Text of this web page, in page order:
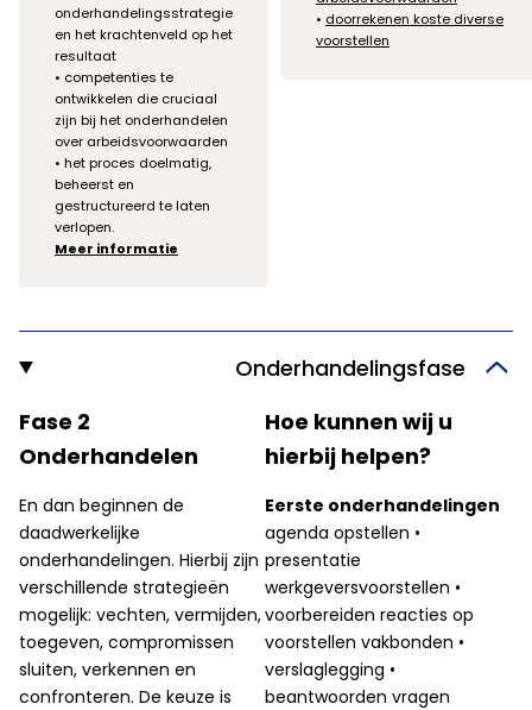
onderhandelingsstrategie
en het krachtenveld op het
resultaat
• competenties te
ontwikkelen die cruciaal
zijn bij het onderhandelen
over arbeidsvoorwaarden
• het proces doelmatig,
beheerst en
gestructureerd te laten
verlopen.
Meer informatie
• doorrekenen koste diverse
voorstellen
Onderhandelingsfase
Fase 2
Onderhandelen
En dan beginnen de
daadwerkelijke
onderhandelingen. Hierbij zijn
verschillende strategieën
mogelijk: vechten, vermijden,
toegeven, compromissen
sluiten, verkennen en
confronteren. De keuze is
Hoe kunnen wij u
hierbij helpen?
Eerste onderhandelingen
agenda opstellen •
presentatie
werkgeversvoorstellen •
voorbereiden reacties op
voorstellen vakbonden •
verslaglegging •
beantwoorden vragen